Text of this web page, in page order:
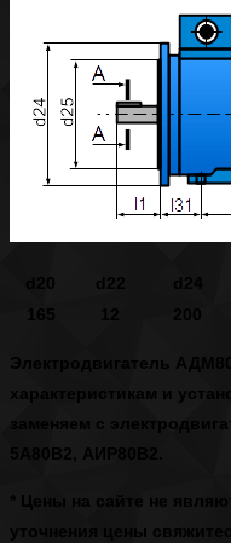
d20 d22
Электродвигатель
характеристикам и
заменяем с
5А80В2, АИР80В2.
* Цены на сайте не
уточнения цены